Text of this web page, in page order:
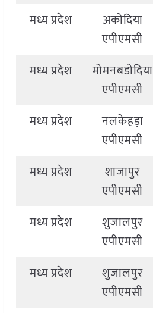
मध्य प्रदेश
अकोदिया
एपीएमसी
मध्य प्रदेश
मोमनबडोदिया
एपीएमसी
मध्य प्रदेश
नलकेहड़ा
एपीएमसी
मध्य प्रदेश
शाजापुर
एपीएमसी
मध्य प्रदेश
शुजालपुर
एपीएमसी
मध्य प्रदेश
शुजालपुर
एपीएमसी